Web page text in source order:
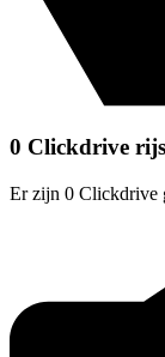
0 Clickdrive
Er zijn 0 Clickdrive